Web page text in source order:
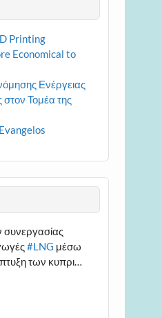
Printing
Economical to
Ενέργειας
Τομέα της
συνεργασίας
#LNG μέσω
των κυπρι…